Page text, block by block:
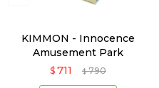
KIMMON - Innocence
Amusement Park
$ 711 $ 790